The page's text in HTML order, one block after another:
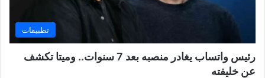
تطبيقات
رئيس واتساب يغادر منصبه بعد 7 سنوات.. وميتا تكشف
عن خليفته